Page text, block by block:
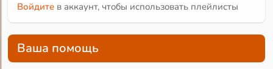
Войдите в аккаунт, чтобы использовать плейлисты
Ваша помощь